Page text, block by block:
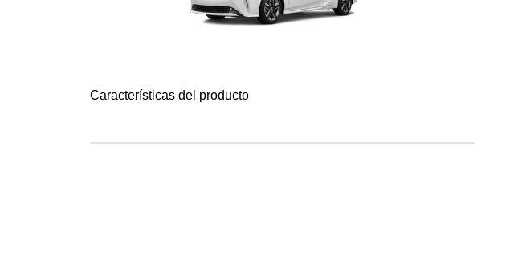
Características del producto